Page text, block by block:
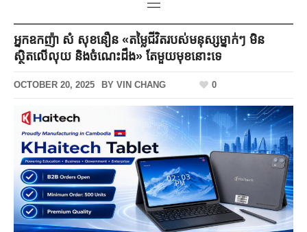
អ្នកឧកញ៉ា សំ សុខនឿន «តម្លៃជីវិតរបស់មនុស្សម្នាក់ៗ មិន
ស្ថិតលើលុយ និងចំណេះដឹង» តែមួយមុខនោះទេ
OCTOBER 20, 2025 BY VIN CHANG 0